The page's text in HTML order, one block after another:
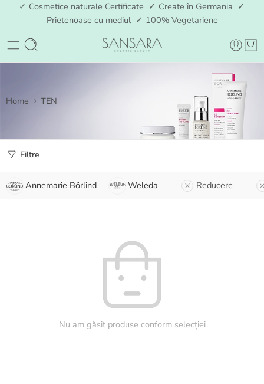
✓ Cosmetice naturale Certificate ✓ Create în Germania ✓
Prietenoase cu mediul ✓ 100% Vegetariene
Home TEN
Filtre
Annemarie Börlind Weleda Reducere
Nu am găsit produse conform selecției